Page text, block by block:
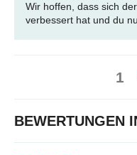
Wir hoffen, dass sich
verbessert hat und du
1
BEWERTUNGEN